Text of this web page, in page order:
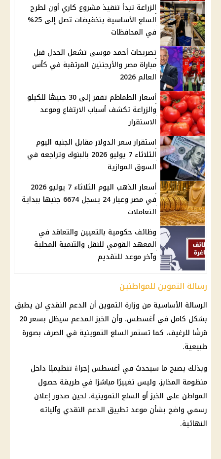
الزراعة تبدأ تنفيذ مشروع كاري أون لطرح
السلع الأساسية بتخفيضات تصل إلى 25%
في المحافظات
تصريحات أحمد موسى تشعل الجدل قبل
مباراة مصر والأرجنتين المرتقبة في كأس
العالم 2026
أسعار الطماطم تقفز إلى 30 جنيهًا للكيلو
والزراعة تكشف أسباب الارتفاع وموعد
الاستقرار
استقرار سعر الدولار مقابل الجنيه اليوم
الثلاثاء 7 يوليو 2026 بالبنوك وتراجعه في
السوق الموازية
أسعار الذهب اليوم الثلاثاء 7 يوليو 2026
في مصر وعيار 24 يسجل 6674 جنيها ببداية
التعاملات
وظائف حكومية بالتعيين والتعاقد في
المعهد القومي للنقل والتنمية المحلية
وآخر موعد للتقديم
رسالة التموين للمواطنين
الرسالة الأساسية من وزارة التموين أن الدعم النقدي لن يطبق
بشكل كامل في أغسطس، وأن الخبز المدعم
سيظل بسعر 20
قرشًا للرغيف، كما تستمرالسلع التموينية في الصرف بصورة
طبيعية.
وبذلك يصبح ما سيحدث في أغسطس إجراءً تنظيميًا داخل
منظومة المخابز، وليس تغييرًا مباشرًا في طريقة حصول
المواطن على الخبز أو السلع التموينية، لحين صدور إعلان
رسمي واضح بشأن موعد تطبيق الدعم النقدي وآلياته
النهائية.